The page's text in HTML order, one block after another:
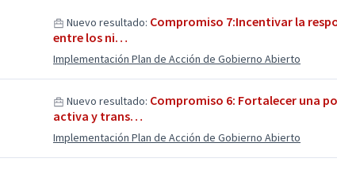
Nuevo resultado: Compromiso 7:Incentivar la
entre los ni…
Implementación Plan de Acción de Gobierno Abierto
Nuevo resultado: Compromiso 6: Fortalecer una
activa y trans…
Implementación Plan de Acción de Gobierno Abierto